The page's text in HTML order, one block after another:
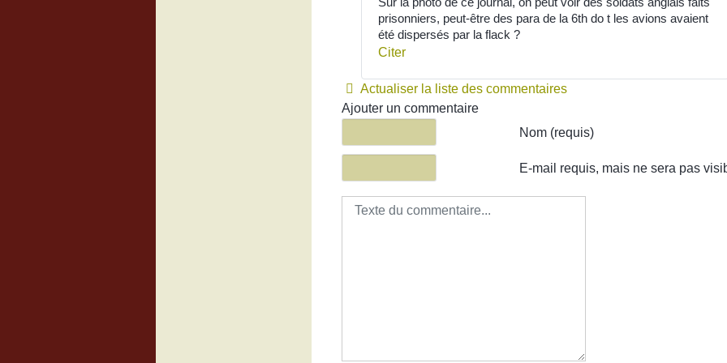
prisonniers, peut-être des para de la 6th do t les avions avaient
été dispersés par la flack ?
Citer
Actualiser la liste des commentaires
Ajouter un commentaire
Nom (requis)
E-mail requis, mais ne sera pas